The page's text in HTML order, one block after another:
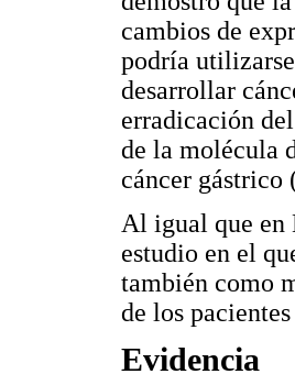
cambios de
podría
desarrollar
erradicación
de la molécula
cáncer gástrico
Al igual que en
estudio en el
también como
de los
Evidencia